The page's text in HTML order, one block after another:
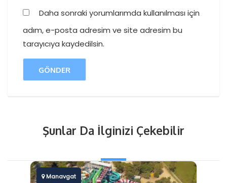
Daha sonraki yorumlarımda kullanılması için
adım, e-posta adresim ve site adresim bu
tarayıcıya kaydedilsin.
Şunlar Da İlginizi Çekebilir
Manavgat